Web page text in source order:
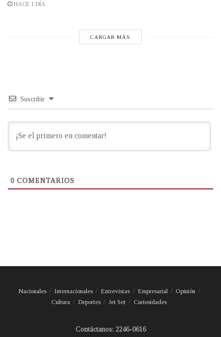
HACE 1 DÍA
CARGAR MÁS
Suscribir
0 COMENTARIOS
Nacionales Internacionales Entrevistas Empresarial
Opinión
Cultura
Deportes Jet Set Curiosidades
Contáctanos: 2246-0616